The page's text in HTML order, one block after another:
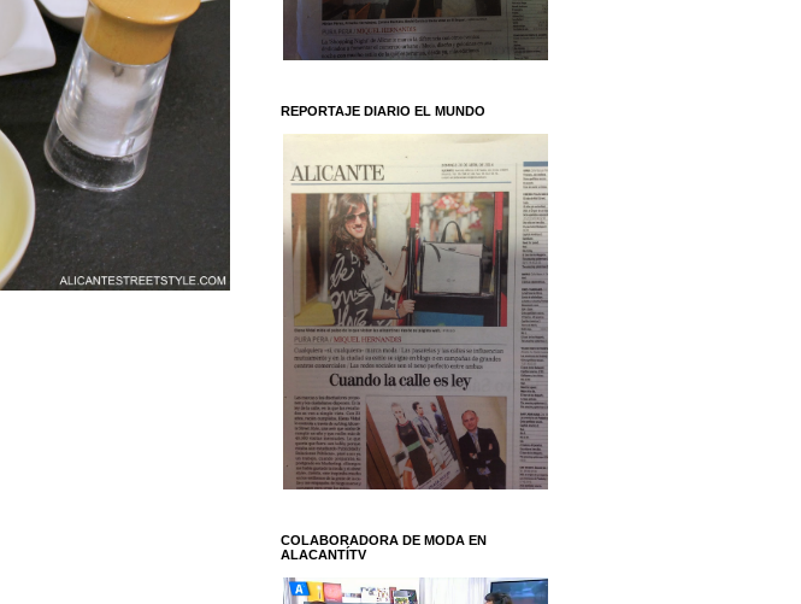
REPORTAJE DIARIO EL MUNDO
COLABORADORA DE MODA EN
ALACANTÍTV